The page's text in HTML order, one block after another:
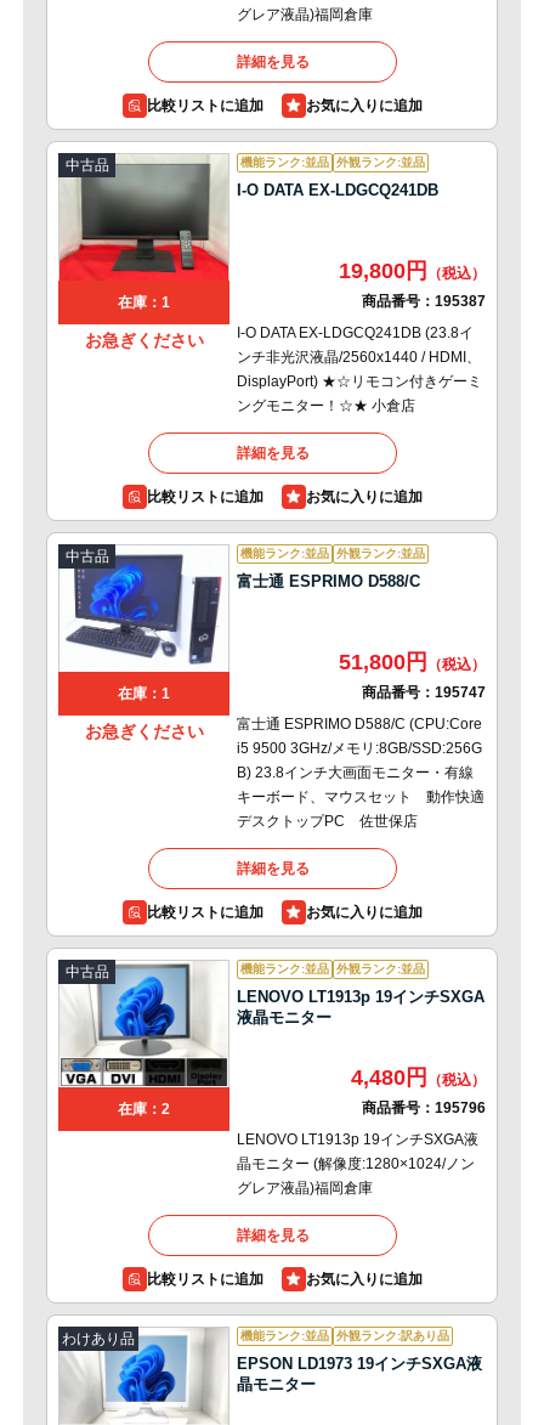
グレア液晶)福岡倉庫
詳細を見る
比較リストに追加
中古品
在庫：1
お急ぎください
機能ランク:並品 外観ランク:並品
I-O DATA EX-LDGCQ241DB
19,800円
商品番号： 195387
I-O DATA EX-LDGCQ241DB (23.8イ
ンチ非光沢液晶/2560x1440 / HDMI、
DisplayPort) ★☆リモコン付きゲーミ
ングモニター！☆★ 小倉店
詳細を見る
比較リストに追加
中古品
在庫：1
お急ぎください
機能ランク:並品 外観ランク:並品
富士通 ESPRIMO D588/C
51,800円
商品番号： 195747
富士通 ESPRIMO D588/C (CPU:Core
i5 9500 3GHz/メモリ:8GB/SSD:256G
B) 23.8インチ大画面モニター・有線
キーボード、マウスセット 動作快適
デスクトップPC 佐世保店
詳細を見る
比較リストに追加
中古品
在庫：2
機能ランク:並品 外観ランク:並品
LENOVO LT1913p 19インチSXGA
液晶モニター
4,480円
商品番号： 195796
LENOVO LT1913p 19インチSXGA液
晶モニター (解像度:1280×1024/ノン
グレア液晶)福岡倉庫
詳細を見る
比較リストに追加
わけあり品 機能ランク:並品 外観ランク:訳あり品
EPSON LD1973 19インチSXGA液
晶モニター